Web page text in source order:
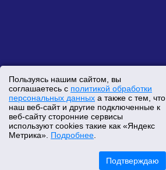
Пользуясь нашим сайтом, вы
соглашаетесь с политикой обработки
персональных данных а также с тем, что
наш веб-сайт и другие подключенные к
веб-сайту сторонние сервисы
используют cookies такие как «Яндекс
Метрика». Подробнее
Подтверждаю